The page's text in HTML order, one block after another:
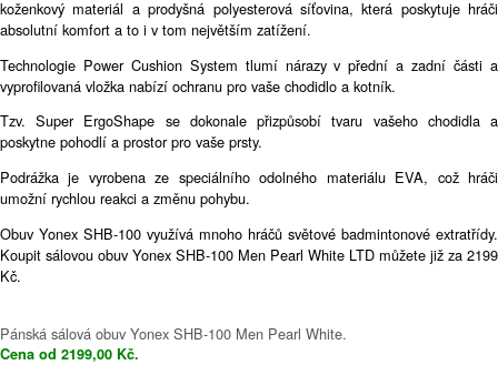
koženkový materiál a prodyšná polyesterová síťovina, která poskytuje hráči
absolutní komfort a to i v tom největším zatížení.
Technologie Power Cushion System tlumí nárazy v přední a zadní části a
vyprofilovaná vložka nabízí ochranu pro vaše chodidlo a kotník.
Tzv. Super ErgoShape se dokonale přizpůsobí tvaru vašeho chodidla a
poskytne pohodlí a prostor pro vaše prsty.
Podrážka je vyrobena ze speciálního odolného materiálu EVA, což hráči
umožní rychlou reakci a změnu pohybu.
Obuv Yonex SHB-100 využívá mnoho hráčů světové badmintonové extratřídy.
Koupit sálovou obuv Yonex SHB-100 Men Pearl White LTD můžete již za 2199
Kč.
Pánská sálová obuv Yonex SHB-100 Men Pearl White.
Cena od 2199,00 Kč.